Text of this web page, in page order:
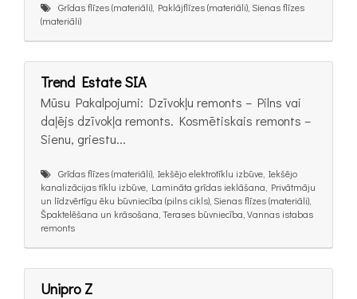
Grīdas flīzes (materiāli), Paklājflīzes (materiāli), Sienas flīzes
(materiāli)
Trend Estate SIA
Mūsu Pakalpojumi: Dzīvokļu remonts – Pilns vai
daļējs dzīvokļa remonts. Kosmētiskais remonts –
Sienu, griestu...
Grīdas flīzes (materiāli), Iekšējo elektrotīklu izbūve, Iekšējo
kanalizācijas tīklu izbūve, Lamināta grīdas ieklāšana, Privātmāju
un līdzvērtīgu ēku būvniecība (pilns cikls), Sienas flīzes (materiāli),
Špaktelēšana un krāsošana, Terases būvniecība, Vannas istabas
remonts
Unipro Z